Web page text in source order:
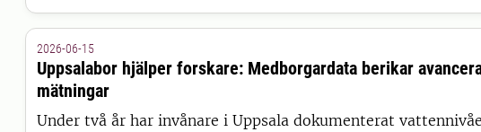
det enklare att utforska och visualisera mätdata från ytvatten,
grundvatten och nederbörd på ett samlat och flexibelt sätt.
2026-06-15
Uppsalabor hjälper forskare: Medborgardata berikar
mätningar
Under två år har invånare i Uppsala dokumenterat